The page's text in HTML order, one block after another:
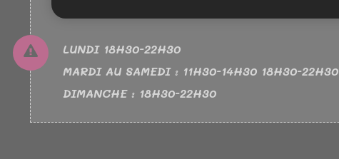
LUNDI 18H30-22H30
MARDI AU SAMEDI : 11H30-14H30 18H30-22H30
DIMANCHE : 18H30-22H30